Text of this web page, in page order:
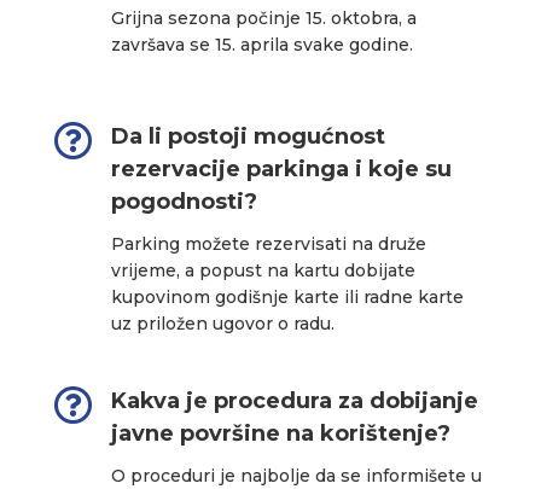
Grijna sezona počinje 15. oktobra, a
završava se 15. aprila svake godine.

Da li postoji mogućnost
rezervacije parkinga i koje su
pogodnosti?
Parking možete rezervisati na druže
vrijeme, a popust na kartu dobijate
kupovinom godišnje karte ili radne karte
uz priložen ugovor o radu.

Kakva je procedura za dobijanje
javne površine na korištenje?
O proceduri je najbolje da se informišete u